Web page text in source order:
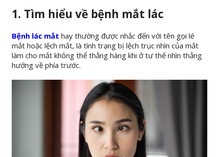
1. Tìm hiểu về bệnh mắt lác
Bệnh lác mắt hay thường được nhắc đến với tên gọi lé
mắt hoặc lệch mắt, là tình trạng bị lệch trục nhìn của mắt
làm cho mắt không thể thẳng hàng khi ở tư thế nhìn thẳng
hướng về phía trước.